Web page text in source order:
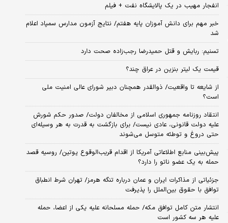
انفجار مهیب در یک پالایشگاه نفت + فیلم
خبر مهم برای دانش آموزان پایه هفتم/ نتایج آزمون مدارس سمپاد اعلام
شد
تسنیم: ربایش و قتل حمیدرضا رجب‌زاده صحت دارد
قیمت یک لیتر بنزین در عراق چند؟
از شایعه تا واقعیت/ ذوالقدر همچنان دبیر شورای ‌عالی امنیت ملی
است؟
انتقاد روزنامه جمهوری اسلامی از مخالفان دولت/ صدور حکم شورش
علیه دولت قانونی، عادی نیست/ برای بازگشت به قدرت به هر وسیله‌ای
حتی دروغ و توطئه متوسل می‌شوند
پیش‌بینی منابع اطلاعاتی آمریکا از اقدام قریب‌الوقوع پوتین/ روسیه قصد
حمله به یک عضو ناتو را دارد؟
جزئیاتی از مذاکرات ایران و عمان درباره تنگه هرمز/ تهران شرط انطباق
توافق با حقوق بین‌الملل را پذیرفت
انتشار متن کامل توافق مکه/ حمله مسلحانه علیه یکی از اعضا، حمله
علیه هر سه کشور است